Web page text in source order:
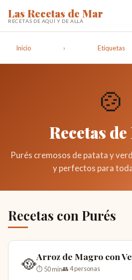
Las Recetas de Mar
RECETAS DE AQUÍ Y DE ALLÁ
Inicio › Etiquetas
🍲
Recetas
Purés cremosos de patata y
y perfectos para
Recetas con Purés
🥘Arroz de Magro con
⏱ 50 min👥 4 personas